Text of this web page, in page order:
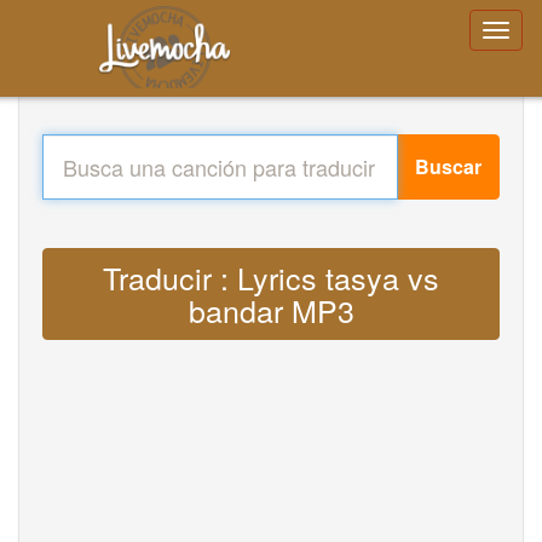
Buscar
Traducir : Lyrics tasya vs
bandar MP3